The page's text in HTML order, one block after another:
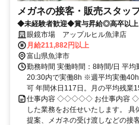
メガネの接客・販売スタッ
◆未経験者歓迎◆賞与昇給◎高卒以上
なめ・業界No1！
眼鏡市場 アップルヒル魚津店
月給211,882円以上
富山県魚津市
勤務時間 実働時間：8時間/日 平
20:30内で実働8h ※週平均実働
可 年間休日117日。月の平均残業
仕事内容 ◇◇◇◇◇ お仕事内容
した業務をお任せいたします。
提案、メガネの受け渡しなどの接